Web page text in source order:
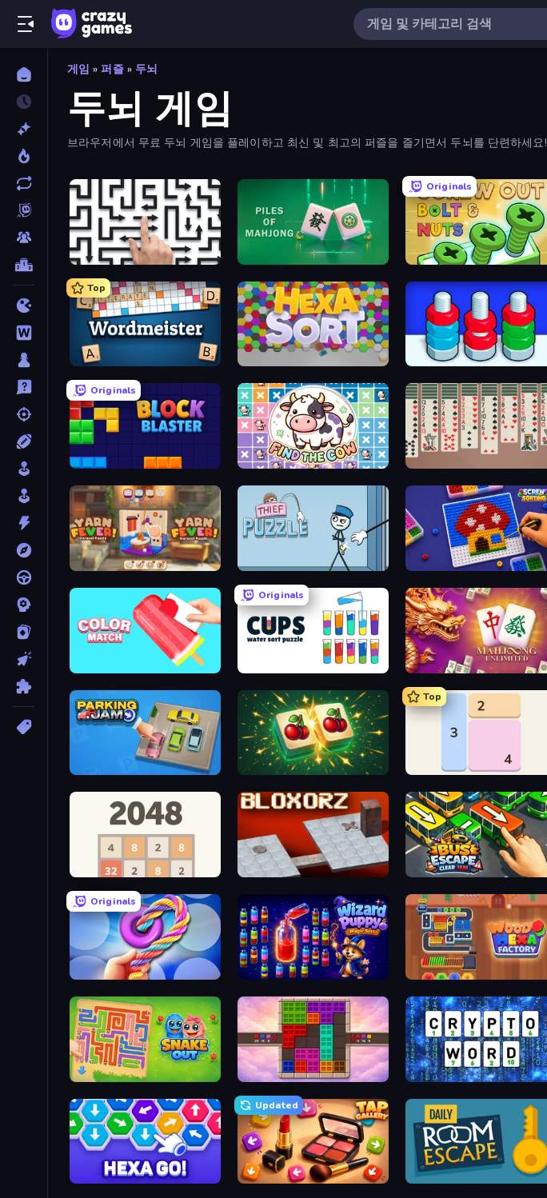
게임 » 퍼즐 » 두뇌
두뇌 게임
브라우저에서 무료 두뇌 게임을 플레이하고 최신 및 최고의 퍼즐을 즐기면서 두뇌를 단련하세요!
Arrow Escape: Puzzle Piles of Mahjong
Originals
Screw Out: Bolts and Nuts
Top
Wordmeister Nuts Puzzle: Sort By Color
Originals
Block Blaster Find The Cow
Yarn Fever! Unravel Puzzle Thief Puzzle Screw Sorting
Originals
Mahjong Unlimited
Mahjong Puzzle: Tile Match
Top
Shikaku Puzzle
Bloxorz Bus Escape: Clear Jam
Originals
Twisted Tangle Wizard Puppy: Magic Sort Wood Hexa Factory!
Snake Out: Maze Escape Color Cube Puzzle Cryptoword
Hexa GO!
Updated
Tap Gallery Daily Room Escape